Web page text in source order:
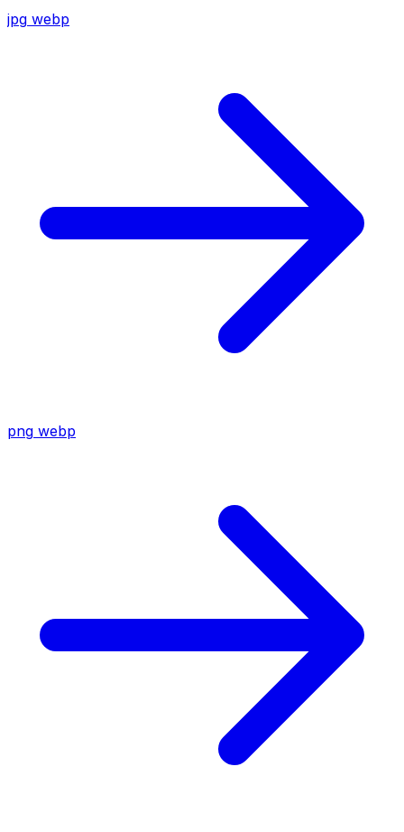
jpg webp
png webp